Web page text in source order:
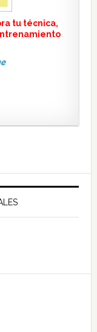
tu técnica,